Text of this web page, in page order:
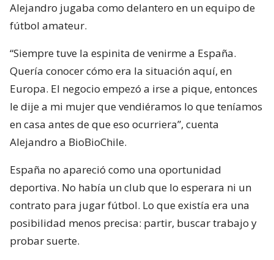
Alejandro jugaba como delantero en un equipo de
fútbol amateur.
“Siempre tuve la espinita de venirme a España.
Quería conocer cómo era la situación aquí, en
Europa. El negocio empezó a irse a pique, entonces
le dije a mi mujer que vendiéramos lo que teníamos
en casa antes de que eso ocurriera”, cuenta
Alejandro a BioBioChile.
España no apareció como una oportunidad
deportiva. No había un club que lo esperara ni un
contrato para jugar fútbol. Lo que existía era una
posibilidad menos precisa: partir, buscar trabajo y
probar suerte.